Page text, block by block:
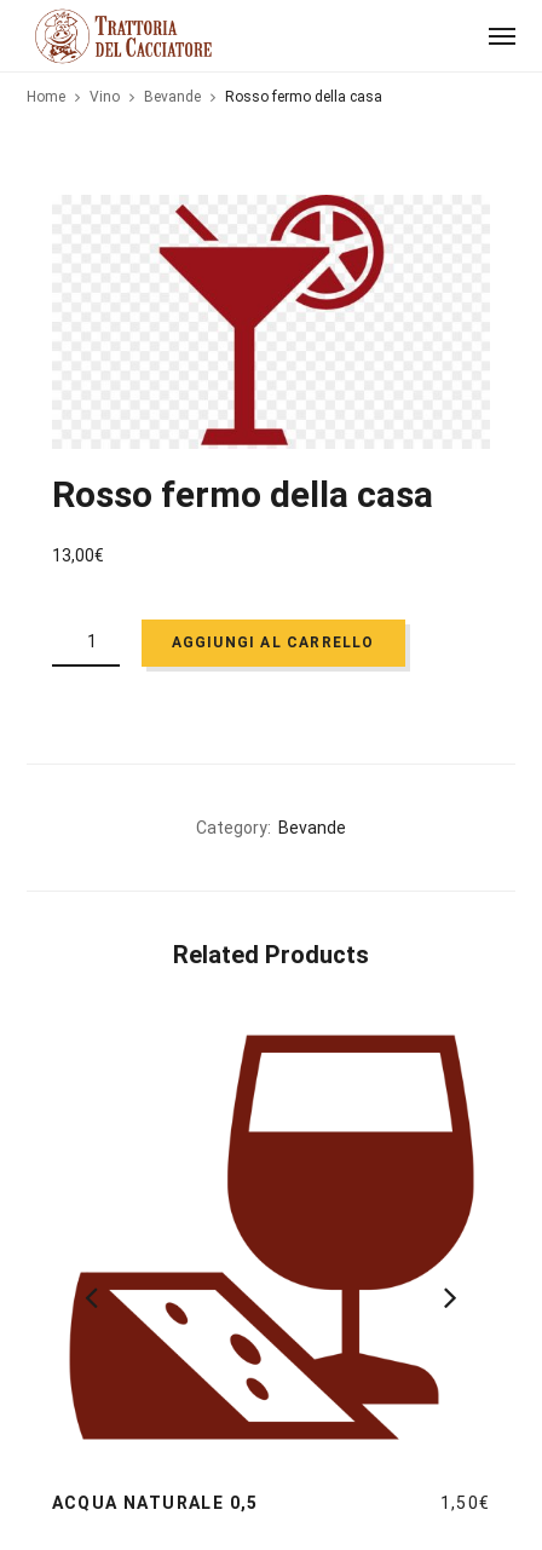
Home Vino Bevande Rosso fermo della casa
Rosso fermo della casa
13,00€
FERMO
DELLA
QUANTITÀ
AGGIUNGI AL CARRELLO
Category: Bevande
Related Products
ACQUA NATURALE 0,5 1,50€